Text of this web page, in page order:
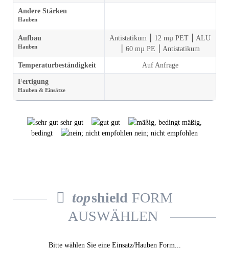
Andere Stärken
Hauben
Aufbau
Hauben
Antistatikum ⎮ 12 mµ PET ⎮ ALU
⎮ 60 mµ PE ⎮ Antistatikum
Temperatur­beständigkeit Auf Anfrage
Fertigung
Hauben & Einsätze
sehr gut gut
mäßig,
bedingt
nein; nicht empfohlen
topshield FORM
AUSWÄHLEN
Bitte wählen Sie eine Einsatz/Hauben Form...